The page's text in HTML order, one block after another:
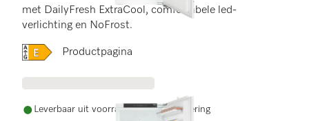
met DailyFresh ExtraCool, comfortabele led-
verlichting en NoFrost.
Online Label Flag, Energielabel
Productpagina
Leverbaar uit voorraad met gratis levering